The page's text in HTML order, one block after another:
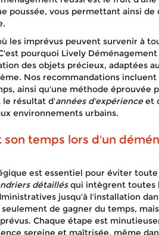
poussée, vous permettant ainsi de
les imprévus peuvent survenir à
pourquoi Lively
des objets précieux, adaptées
Nos recommandations incluent
ainsi qu'une méthode éprouvée
le résultat d'années d'expérienceet
environnements urbains.
temps lors d'un
est essentiel pour éviter toute
détaillésqui intègrent toutes
jusqu'à l'installation
de gagner du temps,
Chaque étape est
sereine et maîtrisée, même